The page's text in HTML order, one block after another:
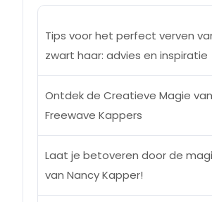
Tips voor het perfect verven
zwart haar: advies en inspiratie
Ontdek de Creatieve Magie van
Freewave Kappers
Laat je betoveren door de
van Nancy Kapper!